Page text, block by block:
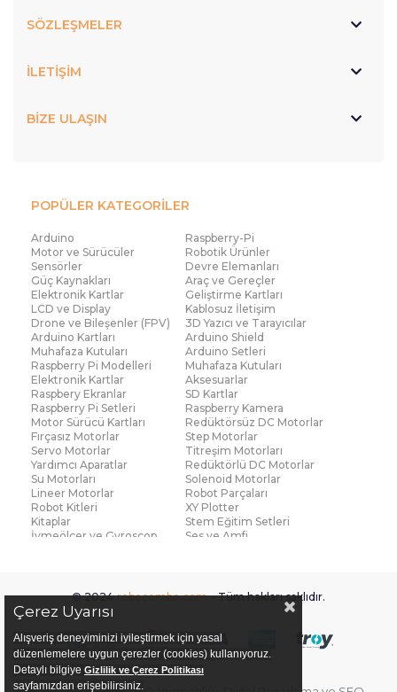
SÖZLEŞMELER
İLETİŞİM
BİZE ULAŞIN
POPÜLER KATEGORİLER
Arduino
Raspberry-Pi
Motor ve Sürücüler
Robotik Ürünler
Sensörler
Devre Elemanları
Güç Kaynakları
Araç ve Gereçler
Elektronik Kartlar
Geliştirme Kartları
LCD ve Display
Kablosuz İletişim
Drone ve Bileşenler (FPV)
3D Yazıcı ve Tarayıcılar
Arduino Kartları
Arduino Shield
Muhafaza Kutuları
Arduino Setleri
Raspberry Pi Modelleri
Muhafaza Kutuları
Elektronik Kartlar
Aksesuarlar
Raspbery Ekranlar
SD Kartlar
Raspberry Pi Setleri
Raspberry Kamera
Motor Sürücü Kartları
Redüktörsüz DC Motorlar
Fırçasız Motorlar
Step Motorlar
Servo Motorlar
Titreşim Motorları
Yardımcı Aparatlar
Redüktörlü DC Motorlar
Su Motorları
Solenoid Motorlar
Lineer Motorlar
Robot Parçaları
Robot Kitleri
XY Plotter
Kitaplar
Stem Eğitim Setleri
İvmeölçer ve Gyroscop
Ses ve Amfi
Voltaj ve Akım
Titreşim
Basınç ve Kuvvet
Manyetik ve Hall Effect
Mesafe, Çizgi ve Hareket
Sıcaklık ve Nem
Ateş Algılayıcı
Ağırlık
Diğer Sensörler
Sigortalar
PCB Levha ve Bakır
Fan ve Soğutucular
© 2024 robocombo.com - Tüm hakları saklıdır.
Çerez Uyarısı
Alışveriş deneyiminizi iyileştirmek için yasal
düzenlemelere uygun çerezler (cookies) kullanıyoruz.
Detaylı bilgiye Gizlilik ve Çerez Politikası
sayfamızdan erişebilirsiniz.